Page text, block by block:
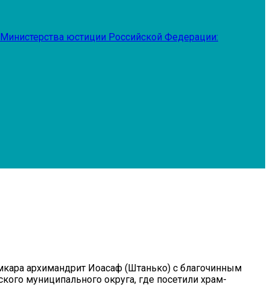
юстиции Российской Федерации:
архимандрит Иоасаф (Штанько) с благочинным
муниципального округа, где посетили храм-